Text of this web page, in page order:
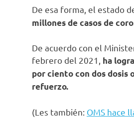
De esa forma, el estado
millones de casos de
De acuerdo con el
febrero del 2021, ha
por ciento con dos dosis
refuerzo.
(Les también: OMS hace